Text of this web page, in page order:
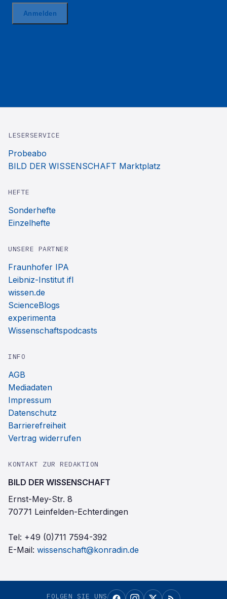
LESERSERVICE
Probeabo
BILD DER WISSENSCHAFT Marktplatz
HEFTE
Sonderhefte
Einzelhefte
UNSERE PARTNER
Fraunhofer IPA
Leibniz-Institut ifl
wissen.de
ScienceBlogs
experimenta
Wissenschaftspodcasts
INFO
AGB
Mediadaten
Impressum
Datenschutz
Barrierefreiheit
Vertrag widerrufen
KONTAKT ZUR REDAKTION
BILD DER WISSENSCHAFT
Ernst-Mey-Str. 8
70771 Leinfelden-Echterdingen
Tel: +49 (0)711 7594-392
E-Mail: wissenschaft@konradin.de
FOLGEN SIE UNS